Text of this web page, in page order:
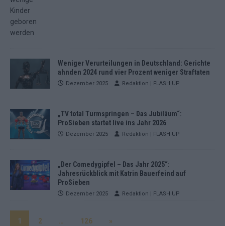
Weniger Verurteilungen in Deutschland: Gerichte
ahnden 2024 rund vier Prozent weniger Straftaten
Dezember 2025 Redaktion | FLASH UP
„TV total Turmspringen – Das Jubiläum“:
ProSieben startet live ins Jahr 2026
Dezember 2025 Redaktion | FLASH UP
„Der Comedygipfel – Das Jahr 2025“:
Jahresrückblick mit Katrin Bauerfeind auf
ProSieben
Dezember 2025 Redaktion | FLASH UP
1 2 … 126 »